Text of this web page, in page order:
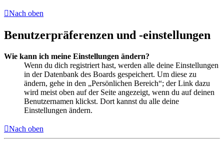
Nach oben
Benutzerpräferenzen und -einstellungen
Wie kann ich meine Einstellungen ändern?
Wenn du dich registriert hast, werden alle deine Einstellungen
in der Datenbank des Boards gespeichert. Um diese zu
ändern, gehe in den „Persönlichen Bereich“; der Link dazu
wird meist oben auf der Seite angezeigt, wenn du auf deinen
Benutzernamen klickst. Dort kannst du alle deine
Einstellungen ändern.
Nach oben